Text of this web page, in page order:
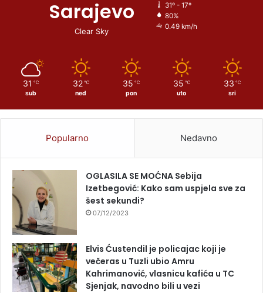
Sarajevo
Clear Sky
31º - 17º
80%
0.49 km/h
31 ℃
sub
32 ℃
ned
35 ℃
pon
35 ℃
uto
33 ℃
sri
Popularno Nedavno
OGLASILA SE MOĆNA Sebija
Izetbegović: Kako sam uspjela sve za
šest sekundi?
07/12/2023
Elvis Ćustendil je policajac koji je
večeras u Tuzli ubio Amru
Kahrimanović, vlasnicu kafića u TC
Sjenjak, navodno bili u vezi